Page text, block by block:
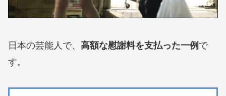
日本の芸能人で、 高額な慰謝料を支払った一例で
す。